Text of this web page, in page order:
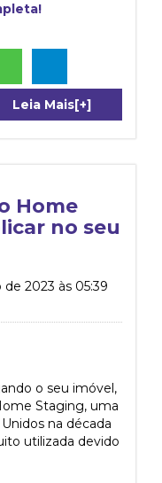
Leia Mais[+]
Home
no seu
2023 às 05:39
o seu imóvel,
Staging, uma
na década
utilizada devido